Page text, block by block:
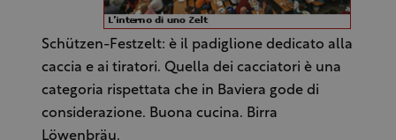
Schützen-Festzelt: è il padiglione dedicato alla
caccia e ai tiratori. Quella dei cacciatori è una
categoria rispettata che in Baviera gode di
considerazione. Buona cucina. Birra
Löwenbräu.